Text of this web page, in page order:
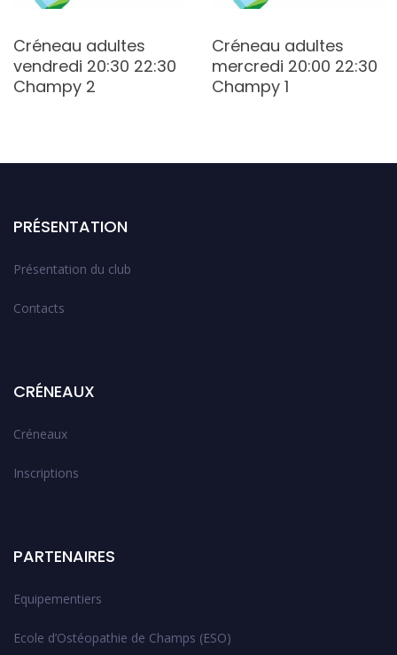
Créneau adultes
vendredi 20:30 22:30
Champy 2
Créneau adultes
mercredi 20:00 22:30
Champy 1
PRÉSENTATION
Présentation du club
Contacts
CRÉNEAUX
Créneaux
Inscriptions
PARTENAIRES
Equipementiers
Ecole d’Ostéopathie de Champs (ESO)